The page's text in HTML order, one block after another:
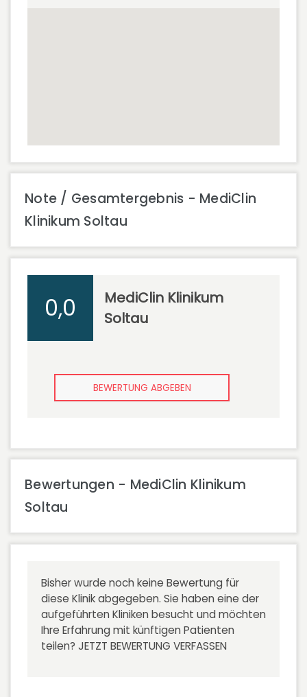
Note / Gesamtergebnis - MediClin
Klinikum Soltau
0,0
MediClin Klinikum
Soltau
BEWERTUNG ABGEBEN
Bewertungen - MediClin Klinikum
Soltau
Bisher wurde noch keine Bewertung für
diese Klinik abgegeben. Sie haben eine der
aufgeführten Kliniken besucht und möchten
Ihre Erfahrung mit künftigen Patienten
teilen? JETZT BEWERTUNG VERFASSEN